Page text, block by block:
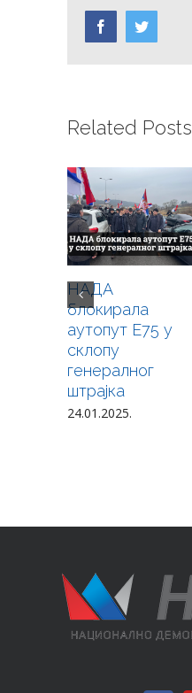
FacebookTwitter
Related Posts
НАДА
блокирала
аутопут Е75 у
склопу
генералног
штрајка
24.01.2025.